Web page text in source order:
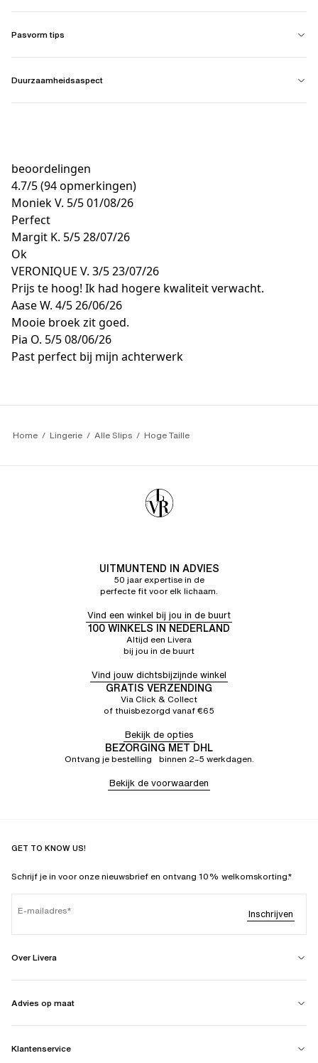
Pasvorm tips
Duurzaamheidsaspect
beoordelingen
4.7/5(94 opmerkingen)
Moniek V. 5/501/08/26
Perfect
Margit K. 5/528/07/26
Ok
VERONIQUE V. 3/523/07/26
Prijs te hoog! Ik had hogere kwaliteit verwacht.
Aase W. 4/526/06/26
Mooie broek zit goed.
Pia O. 5/508/06/26
Past perfect bij mijn achterwerk
Home Lingerie Alle Slips Hoge Taille
UITMUNTEND IN ADVIES
50 jaar expertise in de
perfecte fit voor elk lichaam.
Vind een winkel bij jou in de buurt
100 WINKELS IN NEDERLAND
Altijd een Livera
bij jou in de buurt
Vind jouw dichtsbijzijnde winkel
GRATIS VERZENDING
Via Click & Collect
of thuisbezorgd vanaf €65
Bekijk de opties
BEZORGING MET DHL
Ontvang je bestelling binnen 2–5 werkdagen.
Bekijk de voorwaarden
GET TO KNOW US!
Schrijf je in voor onze nieuwsbrief en ontvang 10% welkomskorting.*
E-mailadres Inschrijven
Over Livera
Advies op maat
Klantenservice